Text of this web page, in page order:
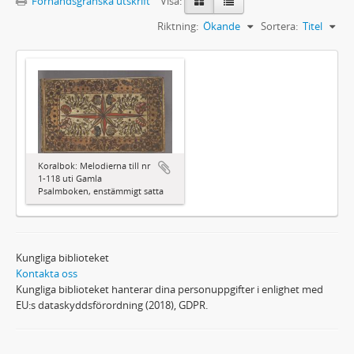
Sortera: Titel
Riktning: Ökande
Koralbok: Melodierna till nr
1-118 uti Gamla
Psalmboken, enstämmigt satta
Kungliga biblioteket
Kontakta oss
Kungliga biblioteket hanterar dina personuppgifter i enlighet med
EU:s dataskyddsförordning (2018), GDPR.